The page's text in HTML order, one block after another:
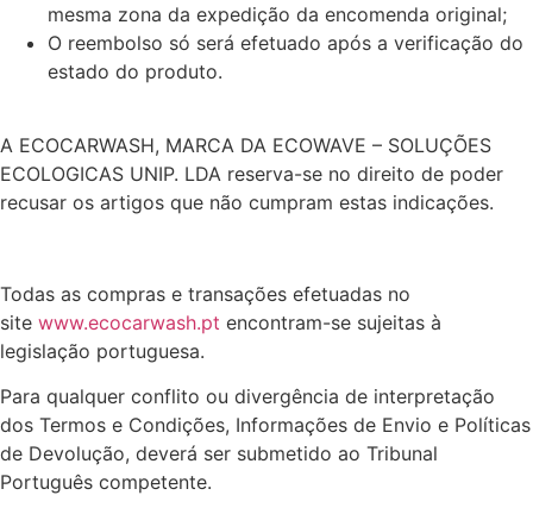
mesma zona da expedição da encomenda original;
O reembolso só será efetuado após a verificação do
estado do produto.
A ECOCARWASH, MARCA DA ECOWAVE – SOLUÇÕES
ECOLOGICAS UNIP. LDA reserva-se no direito de poder
recusar os artigos que não cumpram estas indicações.
Todas as compras e transações efetuadas no
site www.ecocarwash.pt encontram-se sujeitas à
legislação portuguesa.
Para qualquer conflito ou divergência de interpretação
dos Termos e Condições, Informações de Envio e Políticas
de Devolução, deverá ser submetido ao Tribunal
Português competente.